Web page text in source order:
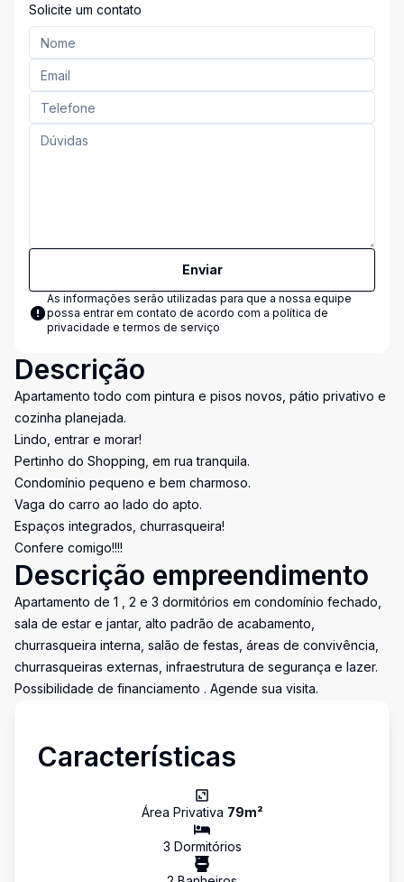
Solicite um contato
Enviar
As informações serão utilizadas para que a nossa equipe
possa entrar em contato de acordo com a política de
privacidade e termos de serviço
Descrição
Apartamento todo com pintura e pisos novos, pátio privativo e
cozinha planejada.
Lindo, entrar e morar!
Pertinho do Shopping, em rua tranquila.
Condomínio pequeno e bem charmoso.
Vaga do carro ao lado do apto.
Espaços integrados, churrasqueira!
Confere comigo!!!!
Descrição empreendimento
Apartamento de 1 , 2 e 3 dormitórios em condomínio fechado,
sala de estar e jantar, alto padrão de acabamento,
churrasqueira interna, salão de festas, áreas de convivência,
churrasqueiras externas, infraestrutura de segurança e lazer.
Possibilidade de financiamento . Agende sua visita.
Características
Área Privativa 79m²
3 Dormitórios